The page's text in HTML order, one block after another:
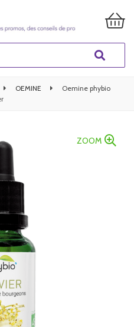
OEMINE
Oemine phybio
ZOOM